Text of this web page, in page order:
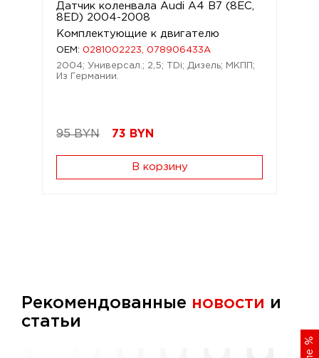
%
Датчик коленвала Audi A4 B7 (8EC,
8ED) 2004-2008
Комплектующие к двигателю
OEM: 0281002223, 078906433A
2004; Универсал.; 2,5; TDi; Дизель; МКПП;
Из Германии.
95 BYN 73 BYN
В корзину
Рекомендованные новости и
статьи